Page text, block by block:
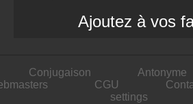
Ajoutez à vos
Conjugaison Antonyme
CGU
settings